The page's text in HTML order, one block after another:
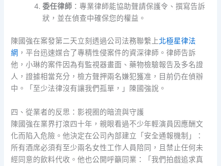
委任律師 ：專業律師能協助聲請保護令、撰寫告訴
狀，並在偵查中確保您的權益。
陳國強在案發第二天立刻透過公司法務聯繫上北極星律法
網 ，平台迅速媒合了專精性侵案件的資深律師。律師告訴
他，小琳的案件因為有監視器畫面、藥物檢驗報告及多名證
人，證據相當充分，檢方聲押兩名嫌犯獲准，目前仍在偵辦
中。「至少法律沒有讓我們孤單，」陳國強說。
四、從業者的反思：影視圈的暗流與守護
陳國強在業界打滾四十年，親眼看過不少年輕演員因應酬文
化而陷入危險。他決定在公司內部建立「安全通報機制」：
所有酒席必須有至少兩名女性工作人員陪同，且禁止任何未
經同意的飲料代收。他也公開呼籲同業：「我們拍戲追求真